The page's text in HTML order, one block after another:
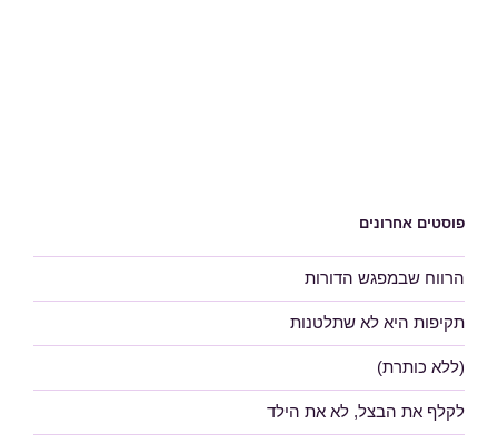
פוסטים אחרונים
הרווח שבמפגש הדורות
תקיפות היא לא שתלטנות
(ללא כותרת)
לקלף את הבצל, לא את הילד